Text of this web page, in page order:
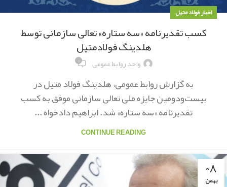
اخبار فولاد متیل
کسب تقدیرنامه «سه ستاره» تعالی سازمانی توسط
هلدینگ فولادمتیل
واحد روابط عمومی ۰
به گزارش روابط عمومی، هلدینگ فولاد متیل در
بیست‌ودومین جایزه ملی تعالی سازمانی موفق به کسب
تقدیرنامه «سه ستاره» شد. ابراهیم دادخواه ...
CONTINUE READING
۰۸
بهمن